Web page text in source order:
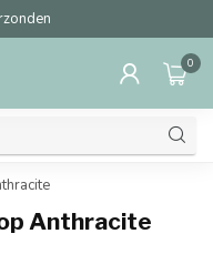
0
Anthracite